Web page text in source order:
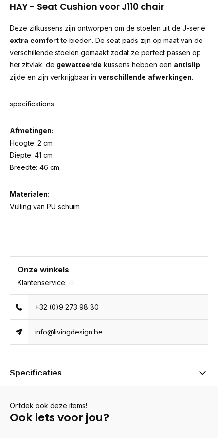
HAY - Seat Cushion voor J110 chair
Deze zitkussens zijn ontworpen om de stoelen uit de J-serie
extra comfortte bieden. De seat pads zijn op maat van de
verschillende stoelen gemaakt zodat ze perfect passen op
het zitvlak. de gewatteerde kussens hebben een antislip
zijde en zijn verkrijgbaar in verschillende afwerkingen.
specifications
Afmetingen:
Hoogte: 2 cm
Diepte: 41 cm
Breedte: 46 cm
Materialen:
Vulling van PU schuim
Onze winkels
Klantenservice:
+32 (0)9 273 98 80
info@livingdesign.be
Specificaties
Ontdek ook deze items!
Ook iets voor jou?